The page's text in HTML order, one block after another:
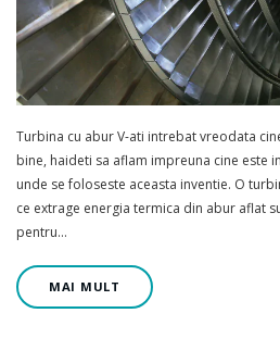
Turbina cu abur V-ati intrebat vreodata
bine, haideti sa aflam impreuna cine este
unde se foloseste aceasta inventie. O
ce extrage energia termica din abur aflat
pentru…
MAI MULT